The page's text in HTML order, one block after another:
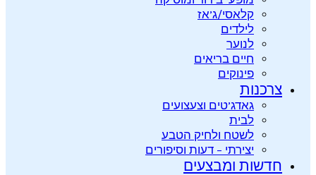
קלאסי/ג’אז
לילדים
לנוער
חיים בריאים
פינוקים
צרכנות
גאדג’טים וצעצועים
לבית
לשטח ולחיק הטבע
יצירתי – דעות וסיפורים
חדשות ומבצעים